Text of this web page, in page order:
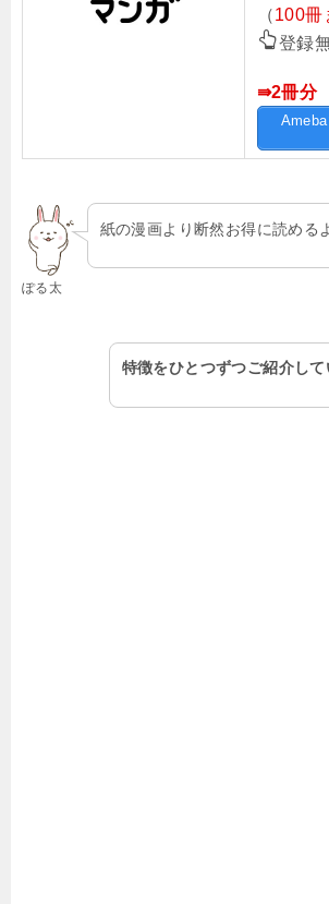
（100冊
登録
⇛2冊分
ぽる太
紙の漫画より断然お得に読める
特徴をひとつずつご紹介して